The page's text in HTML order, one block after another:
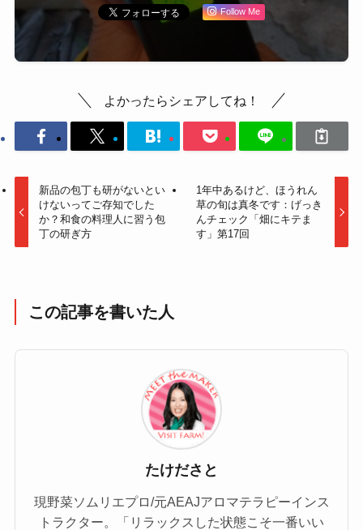
Follow Me
よかったらシェアしてね！
新品の包丁も研がないとい
けないってご存知でした
か？和食の料理人に習う包
丁の研ぎ方
1年中あるけど、ほうれん
草の旬は真冬です：げっき
んチェック「畑にキテま
す」第17回
この記事を書いた人
たけださと
現野菜ソムリエプロ/元AEAJアロマテラピーインス
トラクター。「リラックスした状態こそ一番いい